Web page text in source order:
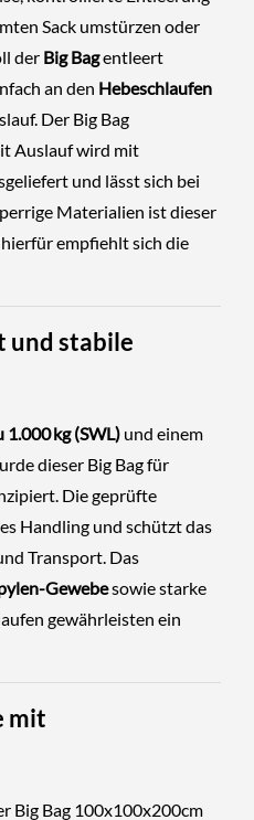
Sack umstürzen oder
der Big Bagentleert
an den Hebeschlaufen
Der Big Bag
Auslauf wird mit
und lässt sich bei
Materialien ist dieser
empfiehlt sich die
und stabile
1.000 kg (SWL) und einem
dieser Big Bag für
Die geprüfte
Handling und schützt das
Transport. Das
Gewebesowie starke
gewährleisten ein
mit
Big Bag 100x100x200cm